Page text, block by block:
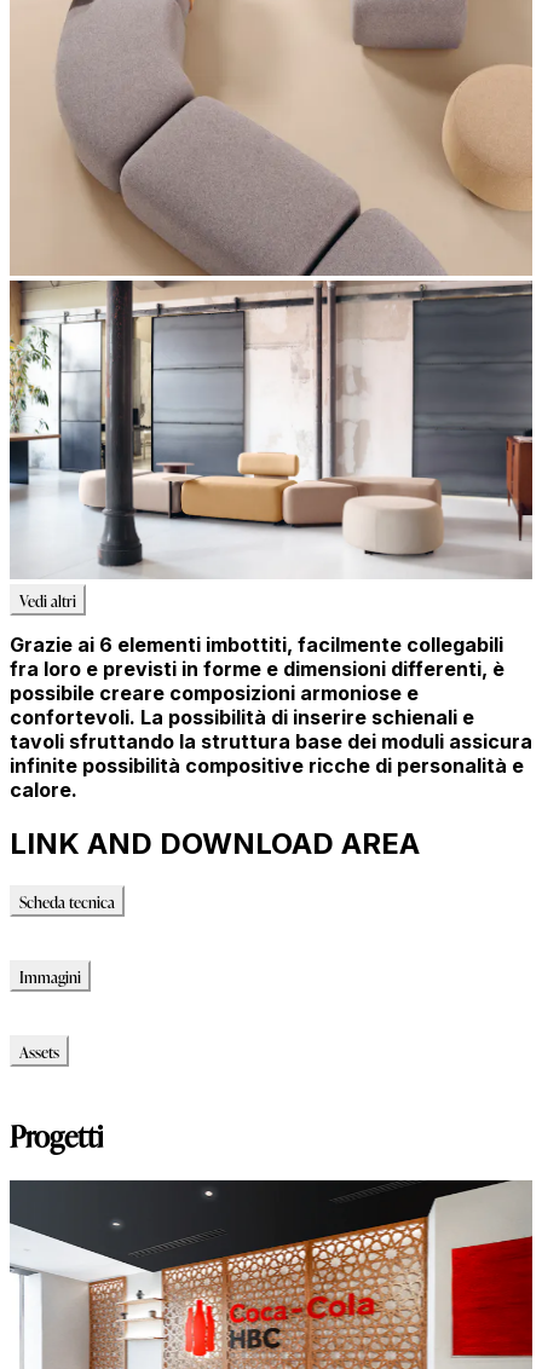
Vedi altri
Grazie ai 6 elementi imbottiti, facilmente collegabili
fra loro e previsti in forme e dimensioni differenti, è
possibile creare composizioni armoniose e
confortevoli. La possibilità di inserire schienali e
tavoli sfruttando la struttura base dei moduli assicura
infinite possibilità compositive ricche di personalità e
calore.
LINK AND DOWNLOAD AREA
Scheda tecnica
Immagini
Assets
Progetti